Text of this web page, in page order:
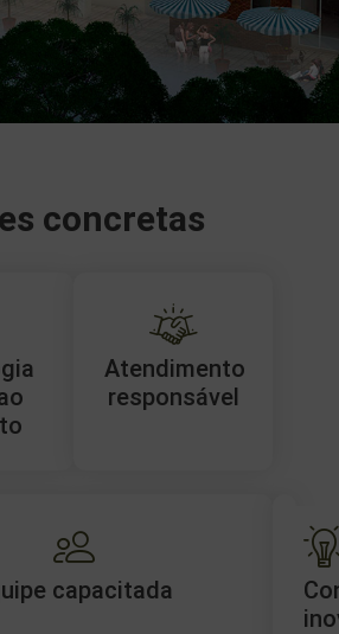
concretas
Atendimento
responsável
capacitada